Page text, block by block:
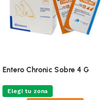
Entero Chronic Sobre 4 G
Elegí tu zona